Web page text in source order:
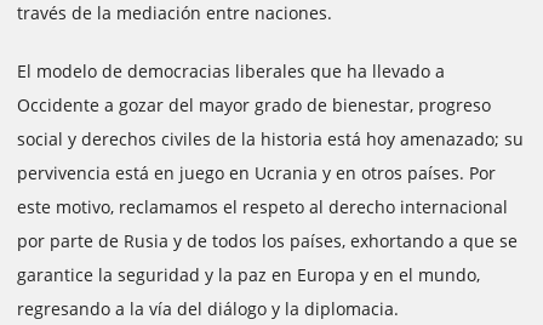
través de la mediación entre naciones.
El modelo de democracias liberales que ha llevado a
Occidente a gozar del mayor grado de bienestar, progreso
social y derechos civiles de la historia está hoy amenazado; su
pervivencia está en juego en Ucrania y en otros países. Por
este motivo, reclamamos el respeto al derecho internacional
por parte de Rusia y de todos los países, exhortando a que se
garantice la seguridad y la paz en Europa y en el mundo,
regresando a la vía del diálogo y la diplomacia.